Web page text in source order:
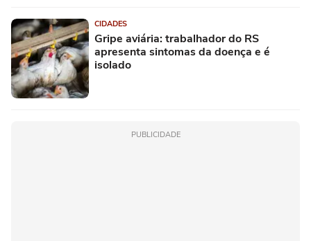
CIDADES
Gripe aviária: trabalhador do RS
apresenta sintomas da doença e é
isolado
PUBLICIDADE